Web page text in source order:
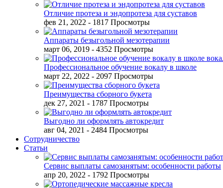
Отличие протеза и эндопротеза для суставов
фев 21, 2022 - 1817 Просмотры
Аппараты безыгольной мезотерапии
март 06, 2019 - 4352 Просмотры
Профессиональное обучение вокалу в школе
март 22, 2022 - 2097 Просмотры
Преимущества сборного букета
дек 27, 2021 - 1787 Просмотры
Выгодно ли оформлять автокредит
авг 04, 2021 - 2484 Просмотры
Сотрудничество
Статьи
Сервис выплаты самозанятым: особенности работы
апр 20, 2022 - 1792 Просмотры